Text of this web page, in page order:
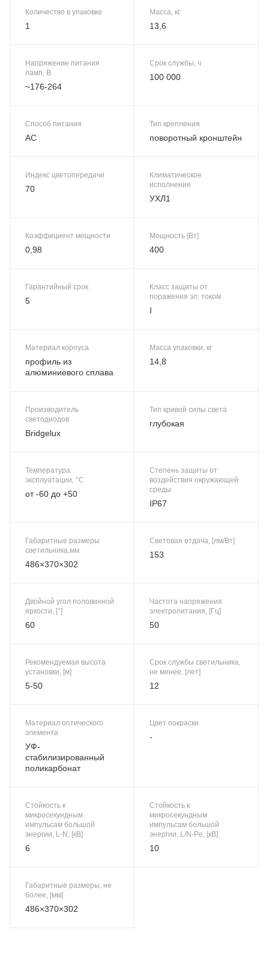
Количество в упаковке
1
Масса, кг
13,6
Напряжение питания
ламп, В
~176-264
Срок службы, ч
100 000
Способ питания
AC
Тип крепления
поворотный кронштейн
Индекс цветопередачи
70
Климатическое
исполнение
УХЛ1
Коэффициент мощности
0,98
Мощность [Вт]
400
Гарантийный срок
5
Класс защиты от
поражения эл. током
I
Материал корпуса
профиль из
алюминиевого сплава
Масса упаковки, кг
14,8
Производитель
светодиодов
Bridgelux
Тип кривой силы света
глубокая
Температура
эксплуатации, °C
от -60 до +50
Степень защиты от
воздействия окружающей
среды
IP67
Габаритные размеры
светильника,мм
486×370×302
Световая отдача, [лм/Вт]
153
Двойной угол половинной
яркости, [°]
60
Частота напряжения
электропитания, [Гц]
50
Рекомендуемая высота
установки, [м]
5-50
Срок службы светильника,
не менее, [лет]
12
Материал оптического
элемента
УФ-
стабилизированный
поликарбонат
Цвет покраски
-
Стойкость к
микросекундным
импульсам большой
энергии, L-N, [кВ]
6
Стойкость к
микросекундным
импульсам большой
энергии, L/N-Pe, [кВ]
10
Габаритные размеры, не
более, [мм]
486×370×302